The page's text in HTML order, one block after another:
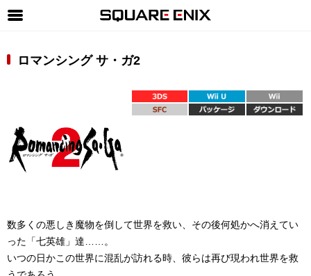
グッズ
動画
コラム
ロマンシング サ・ガ2
数多くの悪しき魔物を倒して世界を救い、その後何処かへ消えてい
った「七英雄」達……。
いつの日かこの世界に混乱が訪れる時、彼らは再び現われ世界を救